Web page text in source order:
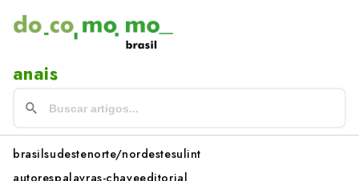
anais
brasilsudestenorte/nordestesulint